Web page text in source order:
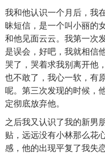
我和他认识一个月后，我
昧短信，是一个叫小丽的
和他见面云云。我第一次
是误会，好吧，我就相信
哭了，哭着求我别离开他
也不敢了，我心一软，有
呢。第三次发现的时候，
定彻底放弃他。
之后我又认识了我的新男
贴，远远没有小林那么花
感，他的出现平复了我失